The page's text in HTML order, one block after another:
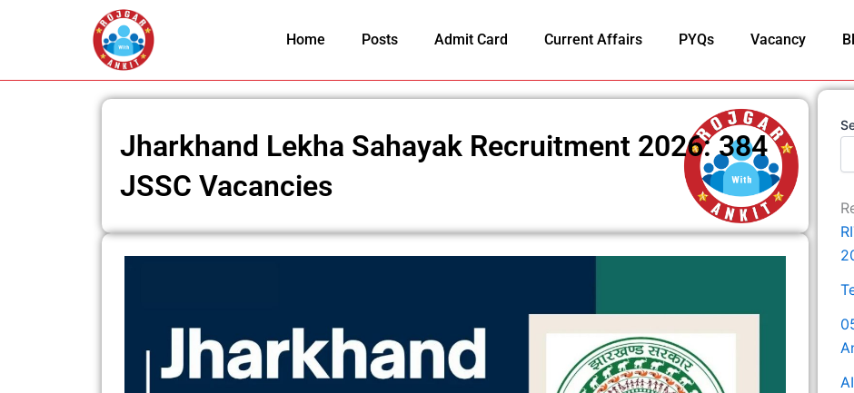
Home Posts Admit Card Current Affairs PYQs Vacancy
Jharkhand Lekha Sahayak Recruitment 2026: 384
JSSC Vacancies